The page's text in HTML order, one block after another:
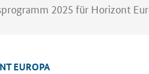
2025 für Horizont
EU­RO­PA